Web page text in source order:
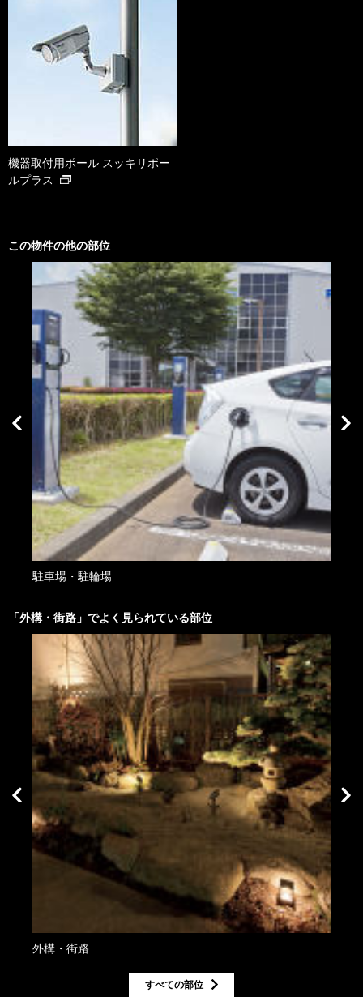
機器取付用ポール スッキリポー
ルプラス
この物件の他の部位
駐車場・駐輪場
「外構・街路 」でよく見られている部位
外構・街路
すべての部位